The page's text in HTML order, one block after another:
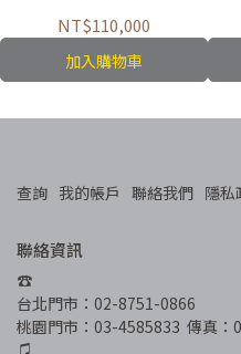
NT$110,000
加入購物車
查詢 我的帳戶 聯絡我們 隱私
聯絡資訊
☎︎
台北門市：02-8751-0866
桃園門市：03-4585833  傳真：
♫